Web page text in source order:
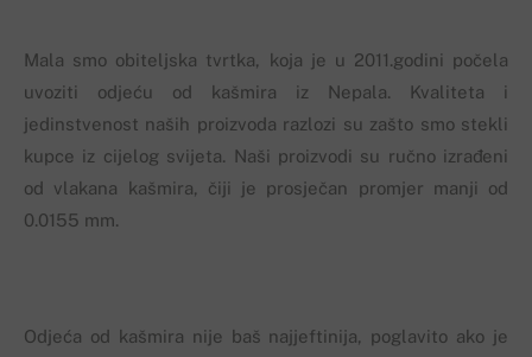
Mala smo obiteljska tvrtka, koja je u 2011.godini počela
uvoziti odjeću od kašmira iz Nepala. Kvaliteta i
jedinstvenost naših proizvoda razlozi su zašto smo stekli
kupce iz cijelog svijeta. Naši proizvodi su ručno izrađeni
od vlakana kašmira, čiji je prosječan promjer manji od
0.0155 mm.
Odjeća od kašmira nije baš najjeftinija, poglavito ako je